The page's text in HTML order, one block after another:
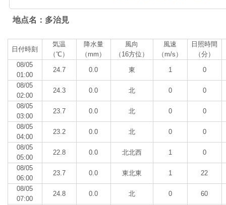
地点名：多治見
日付時刻
気温
（℃）
降水量
（mm）
風向
（16方位）
風速
（m/s）
日照時間
（分）
08/05
01:00
24.7 0.0 東 1 0
08/05
02:00
24.3 0.0 北 0 0
08/05
03:00
23.7 0.0 北 0 0
08/05
04:00
23.2 0.0 北 0 0
08/05
05:00
22.8 0.0 北北西 1 0
08/05
06:00
23.7 0.0 東北東 1 22
08/05
07:00
24.8 0.0 北 0 60